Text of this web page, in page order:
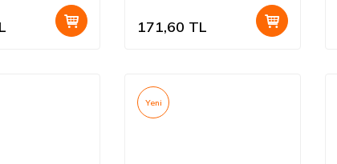
171,60 TL
Yeni